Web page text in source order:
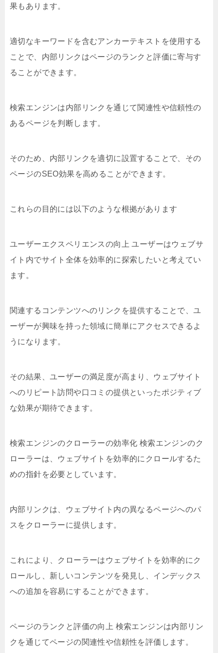
果もあります。
適切なキーワードを含むアンカーテキストを使用する
ことで、内部リンクはページのランクと評価に寄与す
ることができます。
検索エンジンは内部リンクを通じて関連性や信頼性の
あるページを判断します。
そのため、内部リンクを適切に設置することで、その
ページのSEO効果を高めることができます。
これらの目的には以下のような根拠があります
ユーザーエクスペリエンスの向上 ユーザーはウェブサ
イト内でサイト全体を効率的に探索したいと考えてい
ます。
関連するコンテンツへのリンクを提供することで、ユ
ーザーが興味を持った領域に簡単にアクセスできるよ
うになります。
その結果、ユーザーの満足度が高まり、ウェブサイト
へのリピート訪問や口コミの提供といったポジティブ
な効果が期待できます。
検索エンジンのクローラーの効率化 検索エンジンのク
ローラーは、ウェブサイトを効率的にクロールするた
めの指針を必要としています。
内部リンクは、ウェブサイト内の異なるページへのパ
スをクローラーに提供します。
これにより、クローラーはウェブサイトを効率的にク
ロールし、新しいコンテンツを発見し、インデックス
への追加を容易にすることができます。
ページのランクと評価の向上 検索エンジンは内部リン
クを通じてページの関連性や信頼性を評価します。